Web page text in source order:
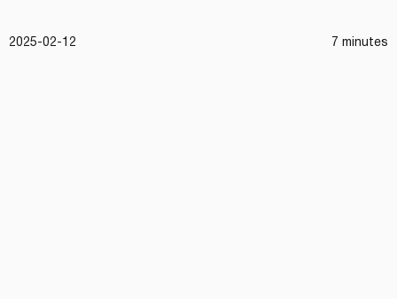
2025-02-12 7 minutes